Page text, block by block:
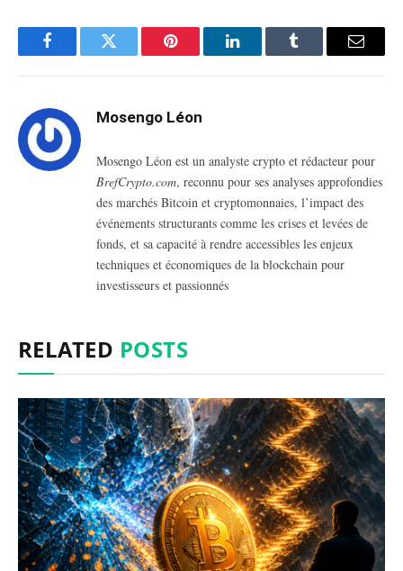
FacebookTwitter Pinterest LinkedInTumblr Email
Mosengo Léon
Mosengo Léon est un analyste crypto et rédacteur pour
BrefCrypto.com, reconnu pour ses analyses approfondies
des marchés Bitcoin et cryptomonnaies, l’impact des
événements structurants comme les crises et levées de
fonds, et sa capacité à rendre accessibles les enjeux
techniques et économiques de la blockchain pour
investisseurs et passionnés
RELATED POSTS